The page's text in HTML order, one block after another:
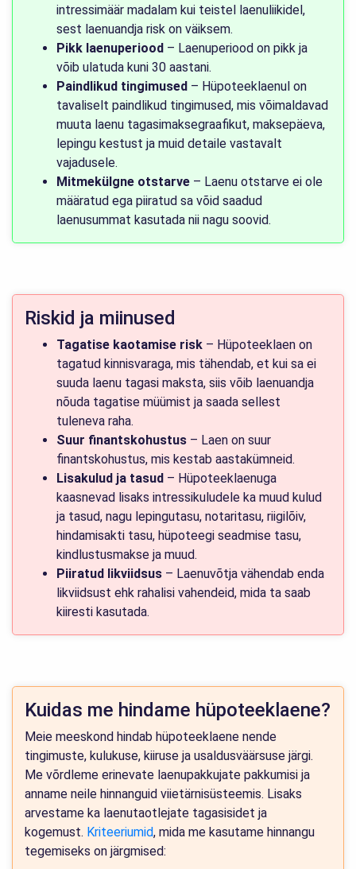
intressimäär madalam kui teistel laenuliikidel,
sest laenuandja risk on väiksem.
Pikk laenuperiood – Laenuperiood on pikk ja
võib ulatuda kuni 30 aastani.
Paindlikud tingimused – Hüpoteeklaenul on
tavaliselt paindlikud tingimused, mis võimaldavad
muuta laenu tagasimaksegraafikut, maksepäeva,
lepingu kestust ja muid detaile vastavalt
vajadusele.
Mitmekülgne otstarve – Laenu otstarve ei ole
määratud ega piiratud sa võid saadud
laenusummat kasutada nii nagu soovid.
Riskid ja miinused
Tagatise kaotamise risk – Hüpoteeklaen on
tagatud kinnisvaraga, mis tähendab, et kui sa ei
suuda laenu tagasi maksta, siis võib laenuandja
nõuda tagatise müümist ja saada sellest
tuleneva raha.
Suur finantskohustus – Laen on suur
finantskohustus, mis kestab aastakümneid.
Lisakulud ja tasud – Hüpoteeklaenuga
kaasnevad lisaks intressikuludele ka muud kulud
ja tasud, nagu lepingutasu, notaritasu, riigilõiv,
hindamisakti tasu, hüpoteegi seadmise tasu,
kindlustusmakse ja muud.
Piiratud likviidsus – Laenuvõtja vähendab enda
likviidsust ehk rahalisi vahendeid, mida ta saab
kiiresti kasutada.
Kuidas me hindame hüpoteeklaene?
Meie meeskond hindab hüpoteeklaene nende
tingimuste, kulukuse, kiiruse ja usaldusväärsuse järgi.
Me võrdleme erinevate laenupakkujate pakkumisi ja
anname neile hinnanguid viietärnisüsteemis. Lisaks
arvestame ka laenutaotlejate tagasisidet ja
kogemust. Kriteeriumid, mida me kasutame hinnangu
tegemiseks on järgmised: